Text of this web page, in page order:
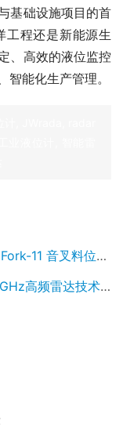
基础设施项目的首
工程还是新能源生
、高效的液位监控
能化生产管理。
助力超低密度粉料精准测量
助力复杂工况精准测量